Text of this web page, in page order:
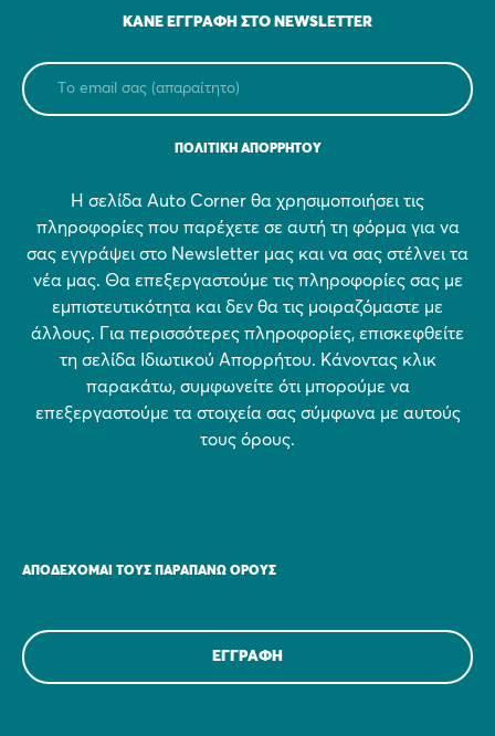
ΚΆΝΕ ΕΓΓΡΑΦΉ ΣΤΟ NEWSLETTER
ΠΟΛΙΤΙΚΗ ΑΠΟΡΡΗΤΟΥ
Η σελίδα Auto Corner θα χρησιμοποιήσει τις
πληροφορίες που παρέχετε σε αυτή τη φόρμα για να
σας εγγράψει στο Newsletter μας και να σας στέλνει τα
νέα μας. Θα επεξεργαστούμε τις πληροφορίες σας με
εμπιστευτικότητα και δεν θα τις μοιραζόμαστε με
άλλους. Για περισσότερες πληροφορίες, επισκεφθείτε
τη σελίδα Ιδιωτικού Απορρήτου. Κάνοντας κλικ
παρακάτω, συμφωνείτε ότι μπορούμε να
επεξεργαστούμε τα στοιχεία σας σύμφωνα με αυτούς
τους όρους.
ΑΠΟΔΈΧΟΜΑΙ ΤΟΥΣ ΠΑΡΑΠΆΝΩ ΌΡΟΥΣ